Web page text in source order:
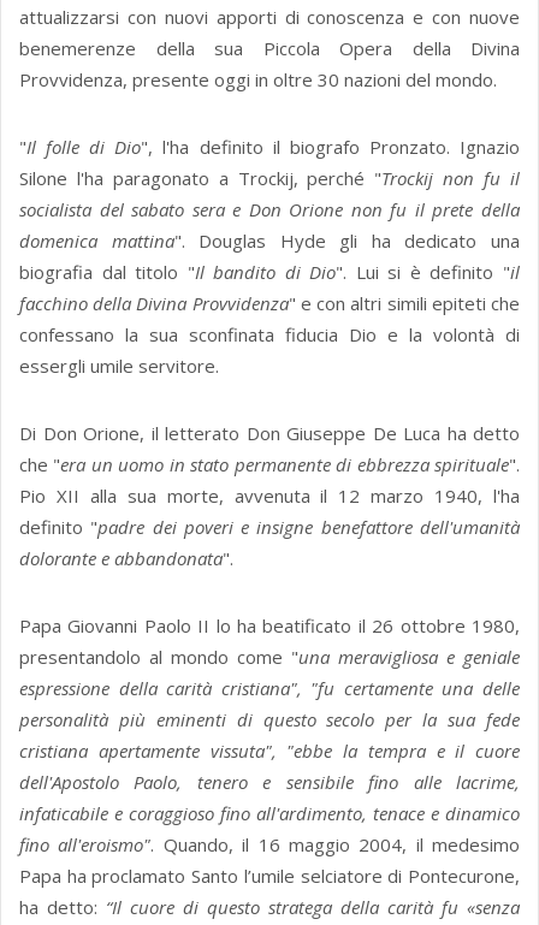
attualizzarsi con nuovi apporti di conoscenza e con nuove
benemerenze della sua Piccola Opera della Divina
Provvidenza, presente oggi in oltre 30 nazioni del mondo.
"Il folle di Dio", l'ha definito il biografo Pronzato. Ignazio
Silone l'ha paragonato a Trockij, perché "Trockij non fu il
socialista del sabato sera e Don Orione non fu il prete della
domenica mattina". Douglas Hyde gli ha dedicato una
biografia dal titolo "Il bandito di Dio". Lui si è definito "il
facchino della Divina Provvidenza" e con altri simili epiteti che
confessano la sua sconfinata fiducia Dio e la volontà di
essergli umile servitore.
Di Don Orione, il letterato Don Giuseppe De Luca ha detto
che "era un uomo in stato permanente di ebbrezza spirituale".
Pio XII alla sua morte, avvenuta il 12 marzo 1940, l'ha
definito "padre dei poveri e insigne benefattore dell'umanità
dolorante e abbandonata".
Papa Giovanni Paolo II lo ha beatificato il 26 ottobre 1980,
presentandolo al mondo come "una meravigliosa e geniale
espressione della carità cristiana", "fu certamente una delle
personalità più eminenti di questo secolo per la sua fede
cristiana apertamente vissuta", "ebbe la tempra e il cuore
dell'Apostolo Paolo, tenero e sensibile fino alle lacrime,
infaticabile e coraggioso fino all'ardimento, tenace e dinamico
fino all'eroismo". Quando, il 16 maggio 2004, il medesimo
Papa ha proclamato Santo l’umile selciatore di Pontecurone,
ha detto: “Il cuore di questo stratega della carità fu «senza